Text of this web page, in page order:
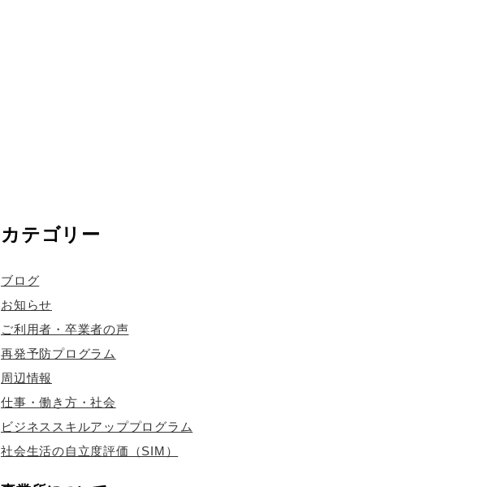
カテゴリー
ブログ
お知らせ
ご利用者・卒業者の声
再発予防プログラム
周辺情報
仕事・働き方・社会
ビジネススキルアッププログラム
社会生活の自立度評価（SIM）